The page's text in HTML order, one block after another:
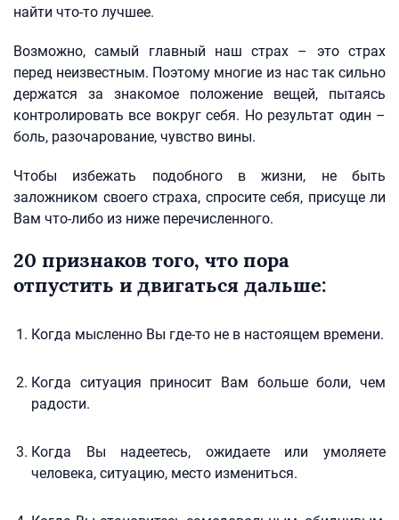
найти что-то лучшее.
Возможно, самый главный наш страх – это страх
перед неизвестным. Поэтому многие из нас так сильно
держатся за знакомое положение вещей, пытаясь
контролировать все вокруг себя. Но результат один –
боль, разочарование, чувство вины.
Чтобы избежать подобного в жизни, не быть
заложником своего страха, спросите себя, присуще ли
Вам что-либо из ниже перечисленного.
20 признаков того, что пора
отпустить и двигаться дальше:
Когда мысленно Вы где-то не в настоящем времени.
Когда ситуация приносит Вам больше боли, чем
радости.
Когда Вы надеетесь, ожидаете или умоляете
человека, ситуацию, место измениться.